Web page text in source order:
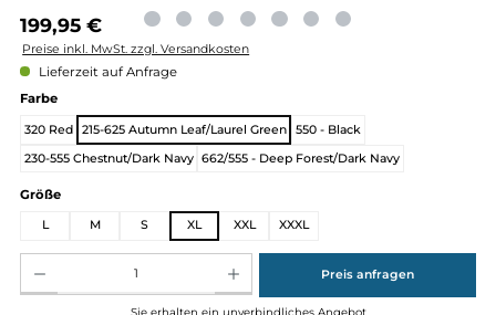
Regulärer Preis:
199,95 €
Lieferzeit auf Anfrage
Farbeauswählen
320 Red
230-555 Chestnut/Dark Navy 662/555 - Deep Forest/Dark Navy
Größe auswählen
S XL XXL XXXL